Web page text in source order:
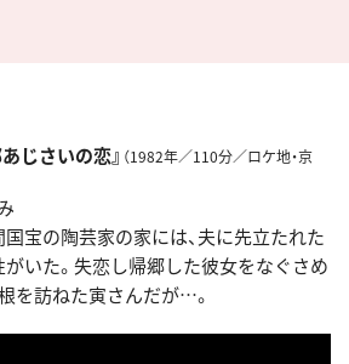
じさいの恋』 （1982年／110分／ロケ地・京
宝の陶芸家の家には、夫に先立たれた
いた。失恋し帰郷した彼女をなぐさめ
を訪ねた寅さんだが…。